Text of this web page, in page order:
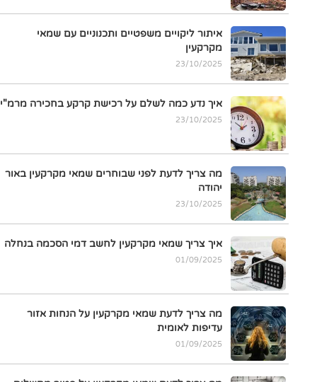
איתור ליקויים משפטיים ותכנוניים עם שמאי
מקרקעין
23/10/2025
איך נדע כמה לשלם על רכישת קרקע בחכירה מרמ"י
23/10/2025
מה צריך לדעת לפני שבוחרים שמאי מקרקעין באור
יהודה
23/10/2025
איך צריך שמאי מקרקעין לחשב דמי הסכמה בנחלה
01/09/2025
מה צריך לדעת שמאי מקרקעין על הנחות אזור
עדיפות לאומית
01/09/2025